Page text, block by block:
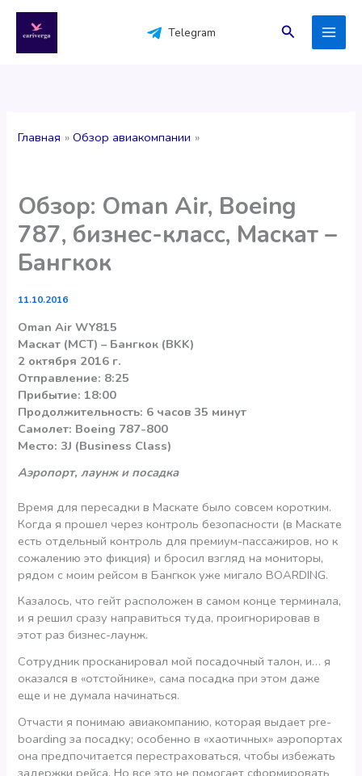
содержимому
Telegram Поиск
Главная Обзор авиакомпании
Обзор: Oman Air, Boeing
787, бизнес-класс, Маскат –
Бангкок
11.10.2016
Oman Air WY815
Маскат (MCT) – Бангкок (BKK)
2 октября 2016 г.
Отправление: 8:25
Прибытие: 18:00
Продолжительность: 6 часов 35 минут
Самолет: Boeing 787-800
Место: 3J (Business Class)
Аэропорт, лаунж и посадка
Время для пересадки в Маскате было совсем коротким.
Когда я прошел через контроль безопасности (в Маскате
есть отдельный контроль для премиум-пассажиров, но к
сожалению это фикция) и бросил взгляд на мониторы,
рядом с моим рейсом в Бангкок уже мигало BOARDING.
Казалось, что гейт расположен в самом конце терминала,
и я решил сразу направиться туда, проигнорировав в
этот раз бизнес-лаунж.
Сотрудник просканировал мой посадочный талон, и… я
оказался в «отстойнике», сама посадка при этом даже
еще и не думала начинаться.
Отчасти я понимаю авиакомпанию, которая выдает pre-
boarding за посадку; особенно в «хаотичных» аэропортах
она предпочитается перестраховаться, чтобы избежать
задержки рейса. Но все это не помогает сформировать